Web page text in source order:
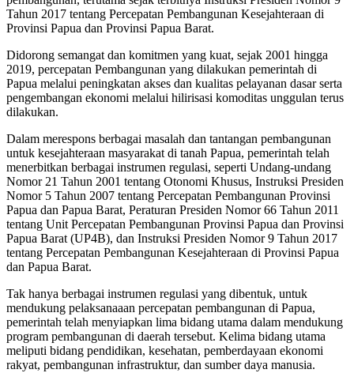
Tahun 2017 tentang Percepatan Pembangunan Kesejahteraan di
Provinsi Papua dan Provinsi Papua Barat.
Didorong semangat dan komitmen yang kuat, sejak 2001 hingga
2019, percepatan Pembangunan yang dilakukan pemerintah di
Papua melalui peningkatan akses dan kualitas pelayanan dasar serta
pengembangan ekonomi melalui hilirisasi komoditas unggulan terus
dilakukan.
Dalam merespons berbagai masalah dan tantangan pembangunan
untuk kesejahteraan masyarakat di tanah Papua, pemerintah telah
menerbitkan berbagai instrumen regulasi, seperti Undang-undang
Nomor 21 Tahun 2001 tentang Otonomi Khusus, Instruksi Presiden
Nomor 5 Tahun 2007 tentang Percepatan Pembangunan Provinsi
Papua dan Papua Barat, Peraturan Presiden Nomor 66 Tahun 2011
tentang Unit Percepatan Pembangunan Provinsi Papua dan Provinsi
Papua Barat (UP4B), dan Instruksi Presiden Nomor 9 Tahun 2017
tentang Percepatan Pembangunan Kesejahteraan di Provinsi Papua
dan Papua Barat.
Tak hanya berbagai instrumen regulasi yang dibentuk, untuk
mendukung pelaksanaaan percepatan pembangunan di Papua,
pemerintah telah menyiapkan lima bidang utama dalam mendukung
program pembangunan di daerah tersebut. Kelima bidang utama
meliputi bidang pendidikan, kesehatan, pemberdayaan ekonomi
rakyat, pembangunan infrastruktur, dan sumber daya manusia.